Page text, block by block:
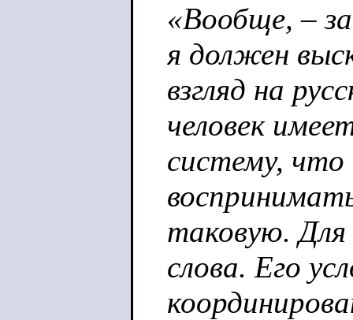
«Вообще, –
я должен
взгляд на
человек
систему, что
таковую.
слова. Его